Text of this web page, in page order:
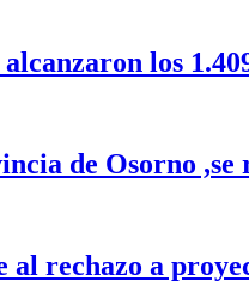
los
de Osorno
rechazo a